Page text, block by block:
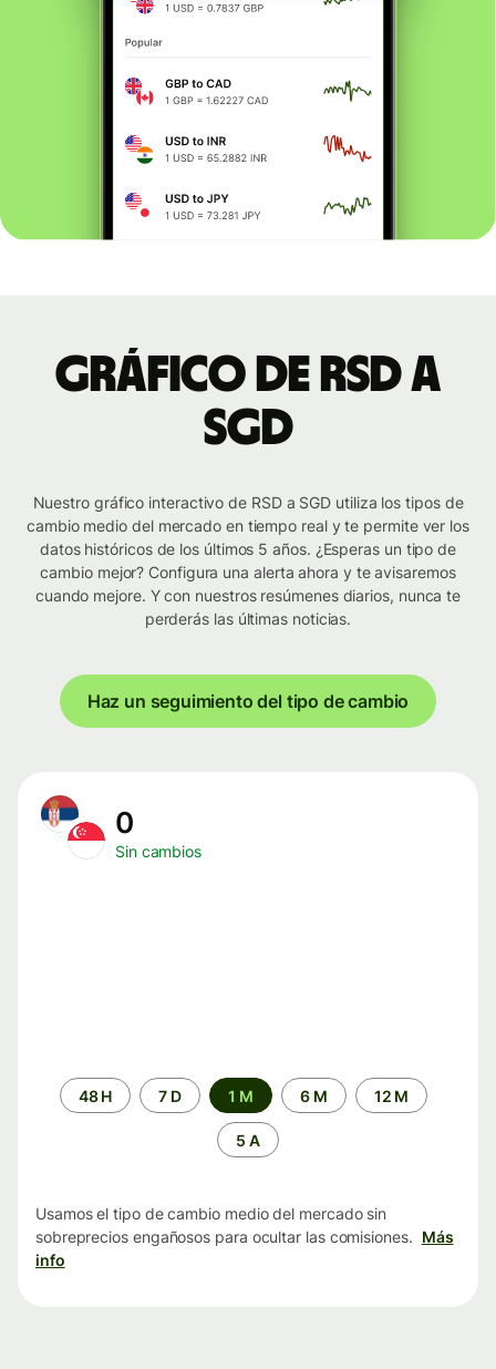
Gráfico de RSD a
SGD
Nuestro gráfico interactivo de RSD a SGD utiliza los tipos de
cambio medio del mercado en tiempo real y te permite ver los
datos históricos de los últimos 5 años. ¿Esperas un tipo de
cambio mejor? Configura una alerta ahora y te avisaremos
cuando mejore. Y con nuestros resúmenes diarios, nunca te
perderás las últimas noticias.
Haz un seguimiento del tipo de cambio
0
Sin cambios
Periodo48 H 7 D 1 M 6 M 12 M
5 A
Usamos el tipo de cambio medio del mercado sin
sobreprecios engañosos para ocultar las comisiones. Más
info